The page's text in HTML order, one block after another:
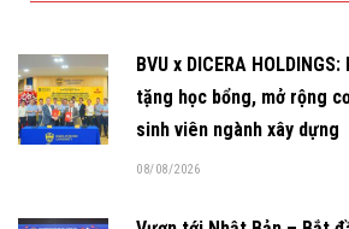
BVU x DICERA
tặng học bổng, mở rộng
sinh viên ngành xây dựng
08/08/2026